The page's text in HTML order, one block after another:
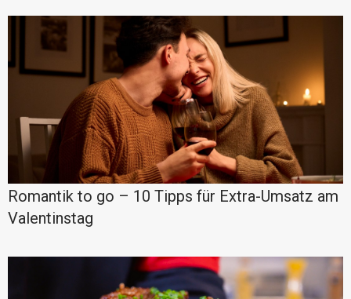
Romantik to go – 10 Tipps für Extra-Umsatz am
Valentinstag